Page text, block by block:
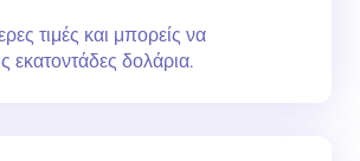
τιμές και μπορείς να
εκατοντάδες δολάρια.